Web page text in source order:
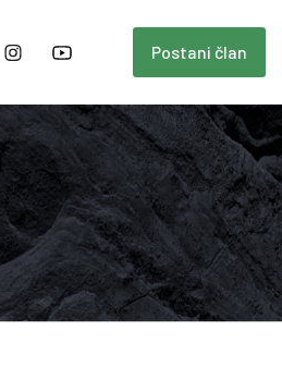
Postani član